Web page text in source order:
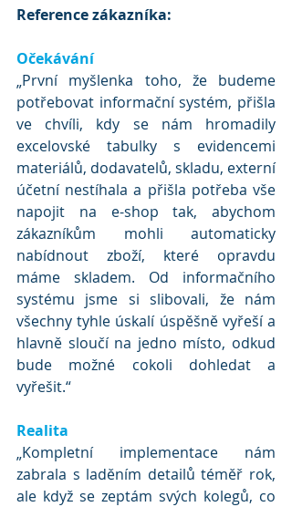
Reference zákazníka:
Očekávání
„První myšlenka toho, že budeme
potřebovat informační systém, přišla
ve chvíli, kdy se nám hromadily
excelovské tabulky s evidencemi
materiálů, dodavatelů, skladu, externí
účetní nestíhala a přišla potřeba vše
napojit na e-shop tak, abychom
zákazníkům mohli automaticky
nabídnout zboží, které opravdu
máme skladem. Od informačního
systému jsme si slibovali, že nám
všechny tyhle úskalí úspěšně vyřeší a
hlavně sloučí na jedno místo, odkud
bude možné cokoli dohledat a
vyřešit.“
Realita
„Kompletní implementace nám
zabrala s laděním detailů téměř rok,
ale když se zeptám svých kolegů, co